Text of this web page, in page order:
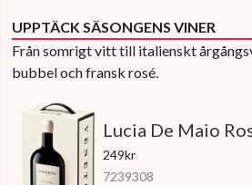
UPPTÄCK SÄSONGENS VINER
Från somrigt vitt till italienskt
bubbel och fransk rosé.
Lucia De Maio
249kr
7239308